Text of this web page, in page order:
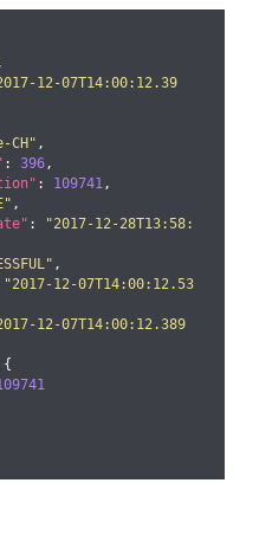
12-07T14:00:12.39
CH" ,
: 396,
: 109741,
,
:
"2017-12-28T13:58:
,
"2017-12-07T14:00:12.53
12-07T14:00:12.389